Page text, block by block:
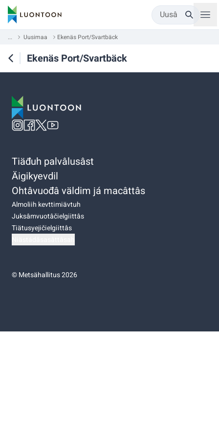
Uusâ
... Uusimaa Ekenäs Port/Svartbäck
Ekenäs Port/Svartbäck
Tiäđuh palvâlusâst
Äigikyevdil
Ohtâvuođâ väldim já macâttâs
Almoliih kevttimiävtuh
Juksâmvuotâčielgiittâs
Tiätusyejičielgiittâs
©Metsähallitus 2026